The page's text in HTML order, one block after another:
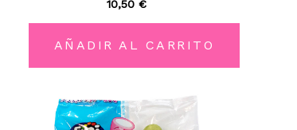
0
5
10,50 €
AÑADIR AL CARRITO